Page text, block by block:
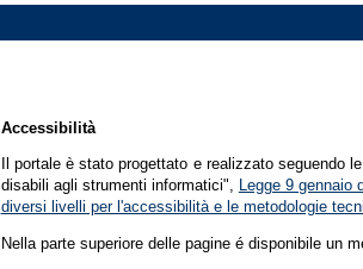
Accessibilità
Il portale è stato progettato e realizzato seguendo
disabili agli strumenti informatici", Legge 9 gennaio
diversi livelli per l'accessibilità e le metodologie
Nella parte superiore delle pagine é disponibile un